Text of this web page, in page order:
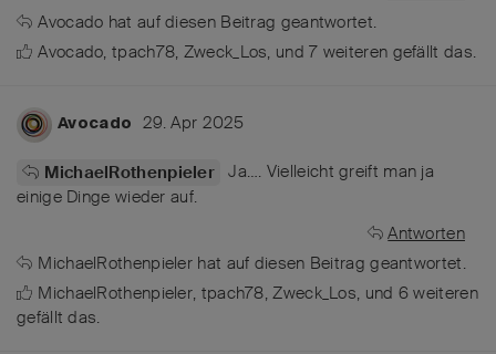
Avocado hat auf diesen Beitrag geantwortet.
Avocado,tpach78, Zweck_Los, und7 weiteren gefällt das.
Avocado 29. Apr 2025
MichaelRothenpieler Ja…. Vielleicht greift man ja
einige Dinge wieder auf.
Antworten
MichaelRothenpieler hat auf diesen Beitrag geantwortet.
MichaelRothenpieler, tpach78,Zweck_Los, und 6 weiteren
gefällt das.